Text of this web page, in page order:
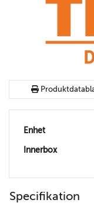
Enhet
Innerbox
Specifikation